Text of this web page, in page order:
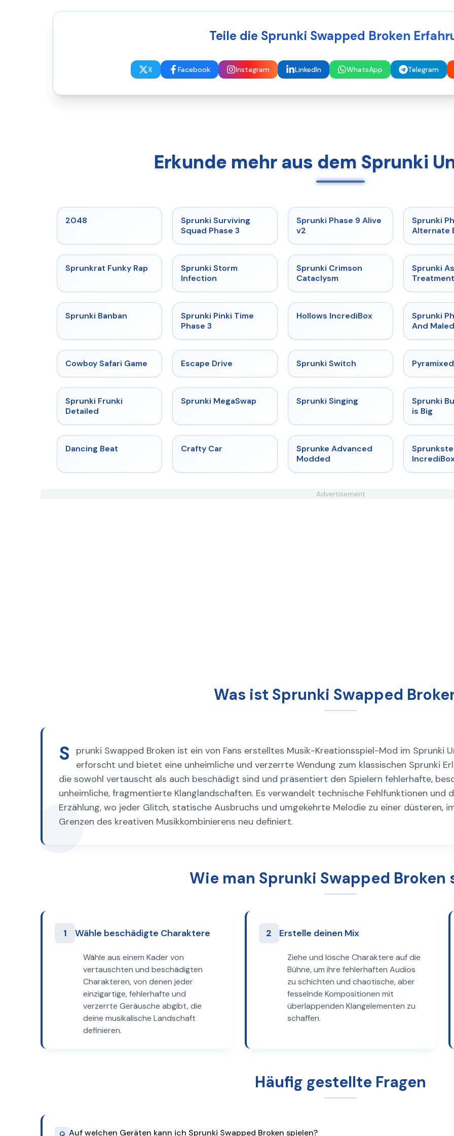
Teile die Sprunki Swapped Broken
X Facebook Instagram LinkedIn WhatsApp Telegram
Erkunde mehr aus dem Sprunki
2048 ★
Sprunki Surviving
Squad Phase 3
★ 4.6
Sprunki Phase 9 Alive
v2
Sprunki
Alternate
★ 4.7
Sprunkrat Funky Rap
Sprunki Storm
Infection
Sprunki Crimson
Cataclysm
Sprunki
Treatment
Sprunki Banban ★
Sprunki Pinki Time
Phase 3
★ 4.3
Hollows IncrediBox
Sprunki
And
★
Cowboy Safari Game Escape Drive Sprunki Switch
Sprunki Frunki
Detailed
★ 4.5
Sprunki MegaSwap Sprunki Singing
Sprunki
is Big
Dancing Beat Crafty Car ★ 4.6
Sprunke Advanced
Modded
Advertisement
Was ist Sprunki Swapped
S
prunki Swapped Broken ist ein von Fans erstelltes Musik-Kreationsspiel-Mod im Sprunki
erforscht und bietet eine unheimliche und verzerrte Wendung zum klassischen Sprunki
die sowohl vertauscht als auch beschädigt sind und präsentiert den Spielern fehlerhafte,
unheimliche, fragmentierte Klanglandschaften. Es verwandelt technische Fehlfunktionen und
Erzählung, wo jeder Glitch, statische Ausbruchs und umgekehrte Melodie zu einer düsteren,
Grenzen des kreativen Musikkombinierens neu definiert.
Wie man Sprunki Swapped Broken
1 Wähle beschädigte Charaktere
Wähle aus einem Kader von
vertauschten und beschädigten
Charakteren, von denen jeder
einzigartige, fehlerhafte und
verzerrte Geräusche abgibt, die
deine musikalische Landschaft
definieren.
2 Erstelle deinen Mix
Ziehe und lösche Charaktere auf die
Bühne, um ihre fehlerhaften Audios
zu schichten und chaotische, aber
fesselnde Kompositionen mit
überlappenden Klangelementen zu
schaffen.
Häufig gestellte Fragen
Q Auf welchen Geräten kann ich Sprunki Swapped Broken spielen?